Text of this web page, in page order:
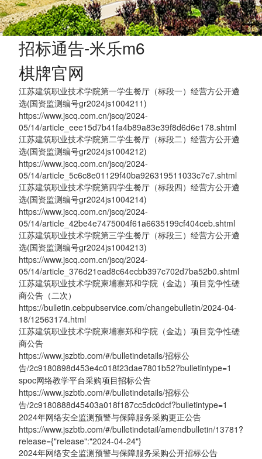
招标通告-米乐m6
棋牌官网
江苏建筑职业技术学院第一学生餐厅（标段一）经营方公开遴
选(国资监测编号gr2024js1004211)
https://www.jscq.com.cn/jscq/2024-
05/14/article_eee15d7b41fa4b89a83e39f8d6d6e178.shtml
江苏建筑职业技术学院第二学生餐厅（标段二）经营方公开遴
选(国资监测编号gr2024js1004212)
https://www.jscq.com.cn/jscq/2024-
05/14/article_5c6c8e01129f40ba926319511033c7e7.shtml
江苏建筑职业技术学院第四学生餐厅（标段四）经营方公开遴
选(国资监测编号gr2024js1004214)
https://www.jscq.com.cn/jscq/2024-
05/14/article_42be4e7475004f61a6635199cf404ceb.shtml
江苏建筑职业技术学院第三学生餐厅（标段三）经营方公开遴
选(国资监测编号gr2024js1004213)
https://www.jscq.com.cn/jscq/2024-
05/14/article_376d21ead8c64ecbb397c702d7ba52b0.shtml
江苏建筑职业技术学院柬埔寨郑和学院（金边）项目竞争性磋
商公告（二次）
https://bulletin.cebpubservice.com/changebulletin/2024-04-
18/12563174.html
江苏建筑职业技术学院柬埔寨郑和学院（金边）项目竞争性磋
商公告
https://www.jszbtb.com/#/bulletindetails/招标公
告/2c9180898d453e4c018f23dae7801b52?bulletintype=1
spoc网络教学平台采购项目招标公告
https://www.jszbtb.com/#/bulletindetails/招标公
告/2c9180888d45403a018f187cc5dc0dcf?bulletintype=1
2024年网络安全监测预警与保障服务采购更正公告
https://www.jszbtb.com/#/bulletindetail/amendbulletin/13781?
release={"release":"2024-04-24"}
2024年网络安全监测预警与保障服务采购公开招标公告